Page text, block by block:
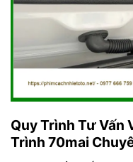
Quy Trình Tư Vấn
Trình 70mai